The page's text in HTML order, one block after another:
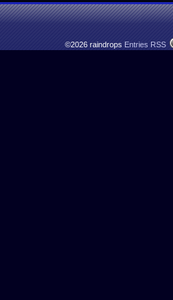
©2026 raindrops Entries RSS